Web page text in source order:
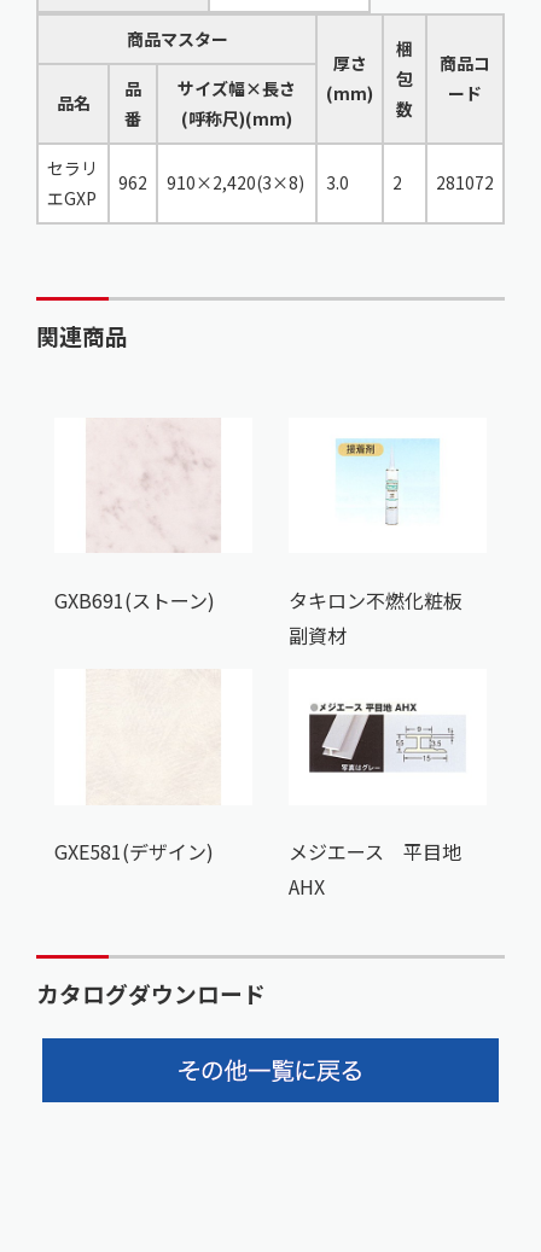
商品マスター
厚さ
(mm)
梱
包
数
商品コ
ード
品名
品
番
サイズ幅×長さ
(呼称尺)(mm)
セラリ
エGXP
962 910×2,420(3×8) 3.0 2 281072
関連商品
GXB691(ストーン)
タキロン不燃化粧板
副資材
GXE581(デザイン)
メジエース 平目地
AHX
カタログダウンロード